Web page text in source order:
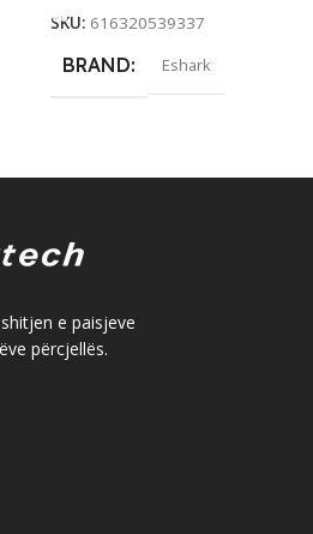
SKU: 616320539337
BRAND Eshark
e paisjeve
përcjellës.